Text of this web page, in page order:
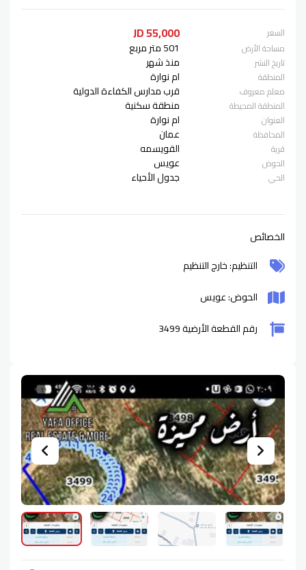
السعر 55,000 JD
مساحة الأرض 501 متر مربع
تاريخ النشر منذ شهر
المنطقة ام نوارة
معلم معروف قرب مدارس الكفاءة الدولية
المنطقة المحيطة منطقة سكنية
العنوان ام نوارة
المحافظة عمان
قرية القويسمه
الحوض عويس
الحي جدول الأحياء
الخصائص
التنظيم: خارج التنظيم
الحوض: عويس
رقم القطعة الأرضية 3499